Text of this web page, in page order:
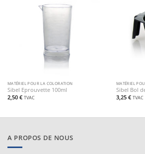
MATÉRIEL POUR LA COLORATION
Sibel Eprouvette 100ml
2,50 € TVAC
MATÉRIEL
Sibel Bol
3,25 € TVAC
A PROPOS DE NOUS